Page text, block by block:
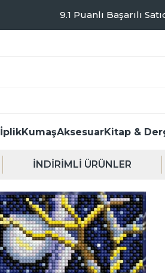
Kargo Sadece 99TL - Kapıda
İplikKumaşAksesuarKitap &
İNDİRİMLİ ÜRÜNLER